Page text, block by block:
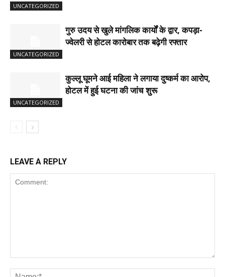
UNCATEGORIZED
UNCATEGORIZED
गुरु उदय से खुले मांगलिक कार्यों के द्वार, कपड़ा-
ज्वेलरी से होटल कारोबार तक बढ़ेगी रफ्तार
UNCATEGORIZED
कुल्लू घूमने आई महिला ने लगाया दुष्कर्म का आरोप,
होटल में हुई घटना की जांच शुरू
LEAVE A REPLY